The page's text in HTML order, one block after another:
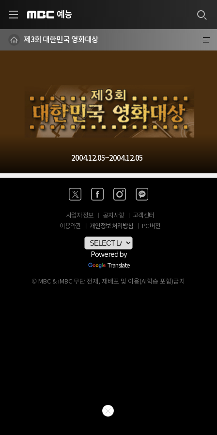
예능
제3회 대한민국 영화대상
2004.12.05~2004.12.05
사업자 정보 공지사항
고객센터
이용약관
개인정보 처리방침 PC 버전
Powered by
Translate
© MBC & iMBC 무단 전재, 재배포 및 이용(AI학습 포함)금지